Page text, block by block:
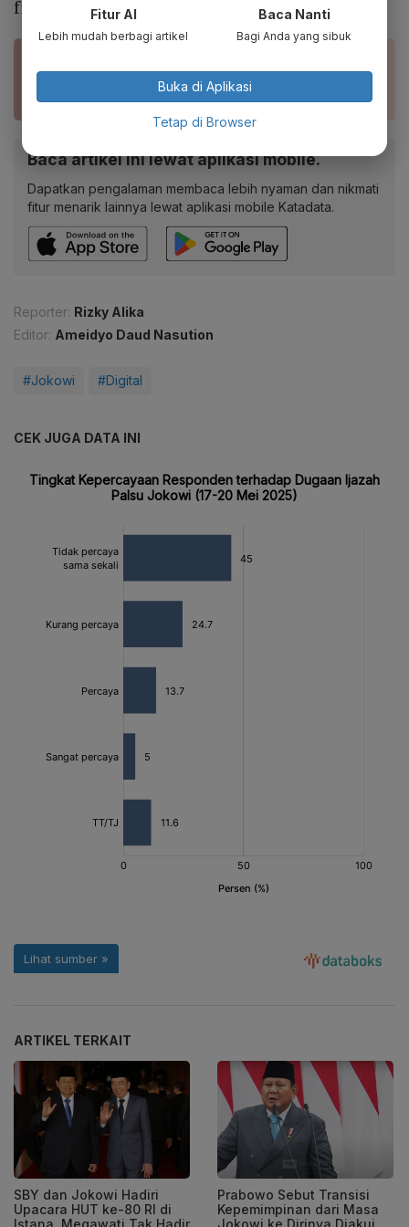
finansial.
Indonesia Siapkan Diri Jadi Pusat Ekonomi Digital
Baca artikel ini lewat aplikasi mobile.
Dapatkan pengalaman membaca lebih nyaman dan nikmati
fitur menarik lainnya lewat aplikasi mobile Katadata.
Reporter: Rizky Alika
Editor: Ameidyo Daud Nasution
#Jokowi #Digital
CEK JUGA DATA INI
ARTIKEL TERKAIT
SBY dan Jokowi Hadiri
Upacara HUT ke-80 RI di
Istana, Megawati Tak Hadir
Prabowo Sebut Transisi
Kepemimpinan dari Masa
Jokowi ke Dirinya Diakui
Fitur AI
Lebih mudah berbagi artikel
Baca Nanti
Bagi Anda yang sibuk
Buka di Aplikasi
Tetap di Browser